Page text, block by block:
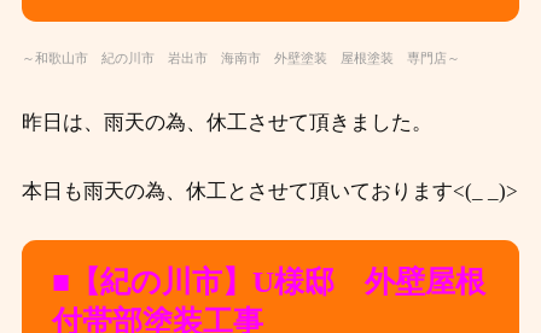
～和歌山市 紀の川市 岩出市 海南市 外壁塗装 屋根塗装 専門店～
昨日は、雨天の為、休工させて頂きました。
本日も雨天の為、休工とさせて頂いております<(_ _)>
■【紀の川市】U様邸 外壁屋根
付帯部塗装工事